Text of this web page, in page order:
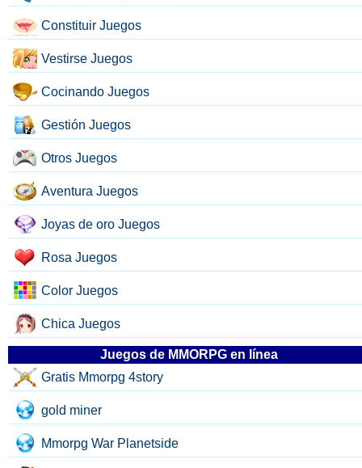
Constituir Juegos
Vestirse Juegos
Cocinando Juegos
Gestión Juegos
Otros Juegos
Aventura Juegos
Joyas de oro Juegos
Rosa Juegos
Color Juegos
Chica Juegos
Juegos de MMORPG en línea
Gratis Mmorpg 4story
gold miner
Mmorpg War Planetside